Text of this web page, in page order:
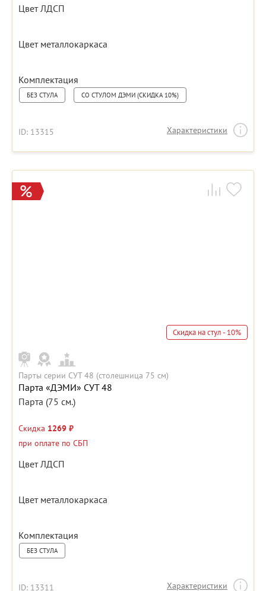
Цвет ЛДСП
Цвет металлокаркаса
Комплектация
БЕЗ СТУЛА СО СТУЛОМ ДЭМИ (СКИДКА 10%)
ID: 13315 Характеристики
Скидка на стул - 10%
Парты серии СУТ 48 (столешница 75 см)
Парта «ДЭМИ» СУТ 48
Парта (75 см.)
Скидка 1269 ₽
при оплате по СБП
Цвет ЛДСП
Цвет металлокаркаса
Комплектация
БЕЗ СТУЛА
ID: 13311 Характеристики